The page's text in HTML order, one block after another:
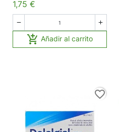
1,75 €
 
 Añadir al carrito
favorite_border